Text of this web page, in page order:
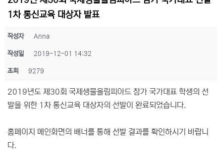
1차 통신교육 대상자 발표
작성자 Anna
작성일 2019-12-01 14:32
조회 9279
2019년도 제30회 국제생물올림피아드 참가 국가대표 학생의 선
발을 위한 1차 통신교육 대상자의 선발이 완료되었습니다.
홈페이지 메인화면의 배너를 통해 선발 결과를 확인하시기 바랍니
다.